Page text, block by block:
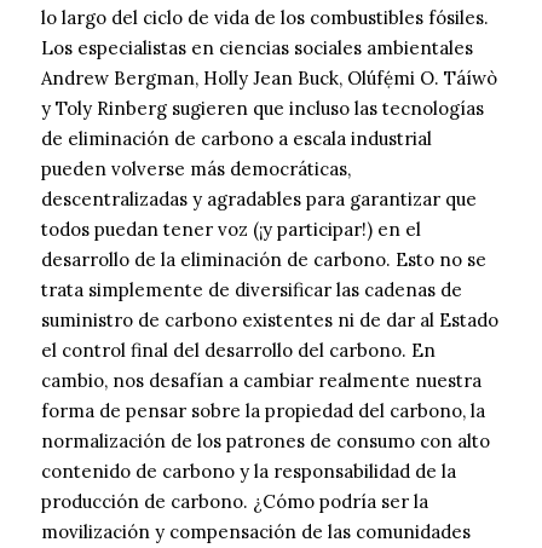
lo largo del ciclo de vida de los combustibles fósiles.
Los especialistas en ciencias sociales ambientales
Andrew Bergman, Holly Jean Buck, Olúfẹ́mi O. Táíwò
y Toly Rinberg sugieren que incluso las tecnologías
de eliminación de carbono a escala industrial
pueden volverse más democráticas,
descentralizadas y agradables para garantizar que
todos puedan tener voz (¡y participar!) en el
desarrollo de la eliminación de carbono. Esto no se
trata simplemente de diversificar las cadenas de
suministro de carbono existentes ni de dar al Estado
el control final del desarrollo del carbono. En
cambio, nos desafían a cambiar realmente nuestra
forma de pensar sobre la propiedad del carbono, la
normalización de los patrones de consumo con alto
contenido de carbono y la responsabilidad de la
producción de carbono. ¿Cómo podría ser la
movilización y compensación de las comunidades